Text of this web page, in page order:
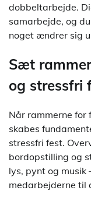
dobbeltarbejde.
samarbejde, og
noget ændrer sig
Sæt
og stressfri
Når rammerne for
skabes
stressfri fest.
bordopstilling og
lys, pynt og musik
medarbejderne til